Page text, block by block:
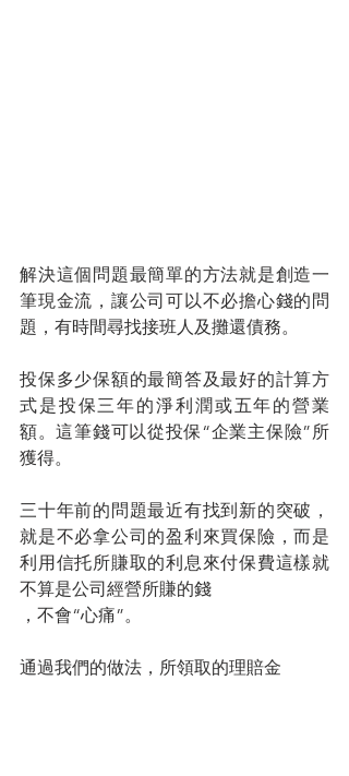
解決這個問題最簡單的方法就是創造一
筆現金流，讓公司可以不必擔心錢的問
題，有時間尋找接班人及攤還債務。
投保多少保額的最簡答及最好的計算方
式是投保三年的淨利潤或五年的營業
額。這筆錢可以從投保“企業主保險”所
獲得。
三十年前的問題最近有找到新的突破，
就是不必拿公司的盈利來買保險，而是
利用信托所賺取的利息來付保費這樣就
不算是公司經營所賺的錢
，不會“心痛”。
通過我們的做法，所領取的理賠金